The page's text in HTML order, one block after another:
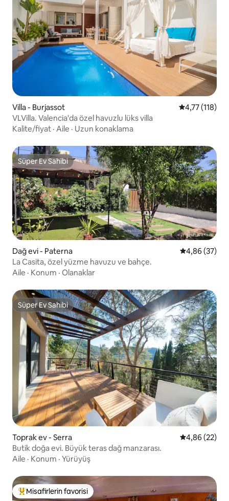
Villa - Burjassot 5 üzerinden
4,77 (118)
VLVilla. Valencia'da özel havuzlu lüks villa
Kalite/fiyat · Aile · Uzun konaklama
Süper Ev Sahibi
Süper Ev Sahibi
Dağ evi - Paterna 5 üzerinden
4,86 (37)
La Casita, özel yüzme havuzu ve bahçe.
Aile · Konum · Olanaklar
Süper Ev Sahibi
Süper Ev Sahibi
Toprak ev - Serra 5 üzerinden
4,86 (22)
Butik doğa evi. Büyük teras dağ manzarası.
Aile · Konum · Yürüyüş
Misafirlerin favorilerinden en beğenilenler arasında
Misafirlerin favorisi